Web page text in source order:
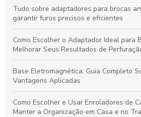
Tudo sobre adaptadores para brocas
garantir furos precisos e eficientes
Como Escolher o Adaptador Ideal para
Melhorar Seus Resultados de
Base Eletromagnética: Guia Completo
Vantagens Aplicadas
Como Escolher e Usar Enroladores de
Manter a Organização em Casa e no